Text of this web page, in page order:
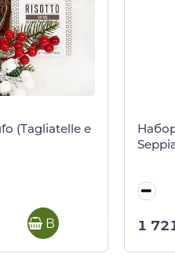
(Tagliatelle e
В корзину 1